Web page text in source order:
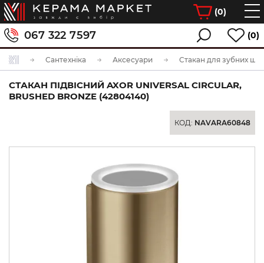
(0)
067 322 7597 (0)
Сантехніка Аксесуари Стакан для зубних
СТАКАН ПІДВІСНИЙ AXOR UNIVERSAL CIRCULAR,
BRUSHED BRONZE (42804140)
КОД: NAVARA60848